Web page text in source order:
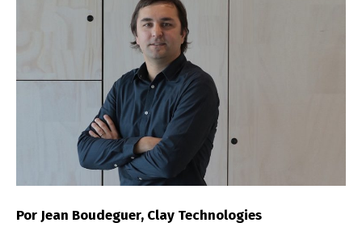
Por Jean Boudeguer, Clay Technologies